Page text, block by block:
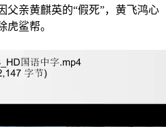
父亲黄麒英的“假死”，黄飞鸿心
虎鲨帮。